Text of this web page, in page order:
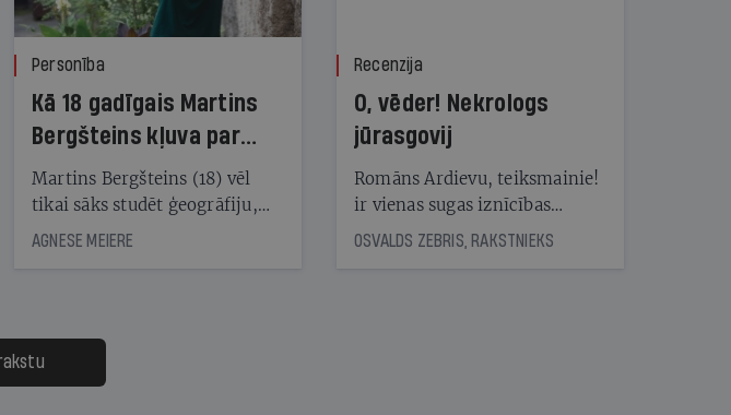
Personība
Kā 18 gadīgais Martins
Bergšteins kļuva par
laika ziņu seju?
Martins Bergšteins (18) vēl
tikai sāks studēt ģeogrāfiju,
bet viņa sacītajam jau uzticas
uzcītīga darba, mammas
atbalsts un drosme turpināt
meteovērojumus arī tad, kad
AGNESE MEIERE
Recenzija
O, vēder! Nekrologs
jūrasgovij
Romāns Ardievu, teiksmainie!
ir vienas sugas iznīcības
traģiskais stāsts
OSVALDS ZEBRIS, RAKSTNIEKS